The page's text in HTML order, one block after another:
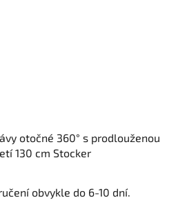
otočné 360° s prodlouženou
130 cm Stocker
obvykle do 6-10 dní.